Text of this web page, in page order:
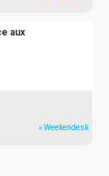
aux
» Weekendesk